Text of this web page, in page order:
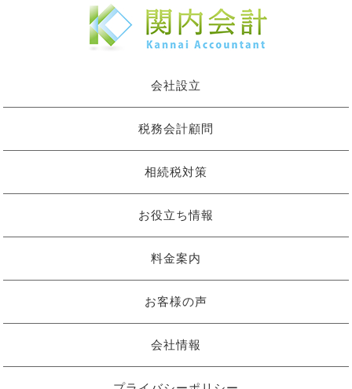
会社設立
税務会計顧問
相続税対策
お役立ち情報
料金案内
お客様の声
会社情報